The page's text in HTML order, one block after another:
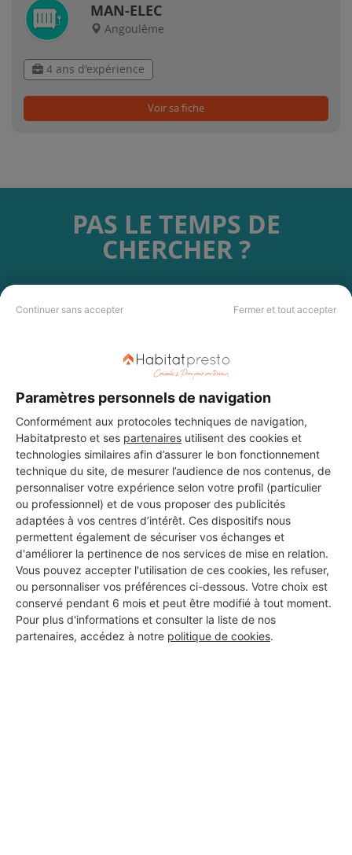
Continuer sans accepter Fermer et tout accepter
Paramètres personnels de navigation
Conformément aux protocoles techniques de navigation,
Habitatpresto et ses partenaires utilisent des cookies et
technologies similaires afin d’assurer le bon fonctionnement
technique du site, de mesurer l’audience de nos contenus, de
personnaliser votre expérience selon votre profil (particulier
ou professionnel) et de vous proposer des publicités
adaptées à vos centres d’intérêt. Ces dispositifs nous
permettent également de sécuriser vos échanges et
d'améliorer la pertinence de nos services de mise en relation.
Vous pouvez accepter l'utilisation de ces cookies, les refuser,
ou personnaliser vos préférences ci-dessous. Votre choix est
conservé pendant 6 mois et peut être modifié à tout moment.
Pour plus d'informations et consulter la liste de nos
partenaires, accédez à notre politique de cookies.
MAN-ELEC
Angoulême
4 ans d'expérience
Voir sa fiche
PAS LE TEMPS DE
CHERCHER ?
choisir ? Demandez des devis travaux
auprès de notre réseau de 5 000
DEMANDER UN DEVIS